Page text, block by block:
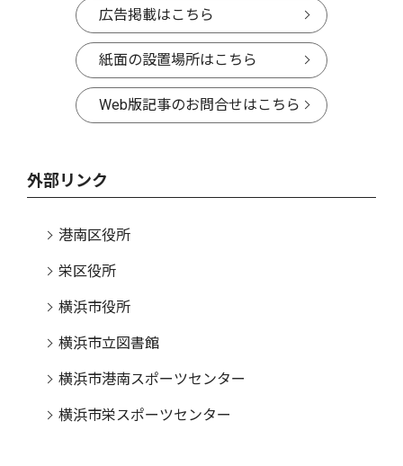
広告掲載はこちら
紙面の設置場所はこちら
Web版記事のお問合せはこちら
外部リンク
港南区役所
栄区役所
横浜市役所
横浜市立図書館
横浜市港南スポーツセンター
横浜市栄スポーツセンター